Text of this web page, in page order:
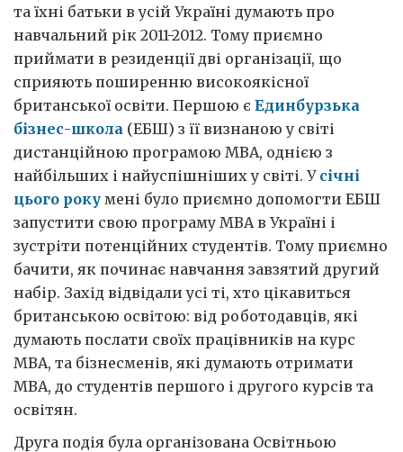
та їхні батьки в усій Україні думають про
навчальний рік 2011-2012. Тому приємно
приймати в резиденції дві організації, що
сприяють поширенню високоякісної
британської освіти. Першою є Единбурзька
бізнес-школа (ЕБШ) з її визнаною у світі
дистанційною програмою MBA, однією з
найбільших і найуспішніших у світі. У січні
цього року мені було приємно допомогти ЕБШ
запустити свою програму MBA в Україні і
зустріти потенційних студентів. Тому приємно
бачити, як починає навчання завзятий другий
набір. Захід відвідали усі ті, хто цікавиться
британською освітою: від роботодавців, які
думають послати своїх працівників на курс
MBА, та бізнесменів, які думають отримати
MBA, до студентів першого і другого курсів та
освітян.
Друга подія була організована Освітньою